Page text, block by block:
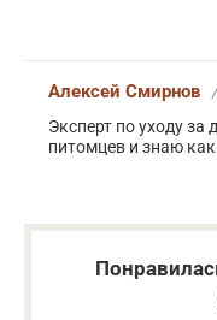
Алексей Смирнов
Эксперт по уходу
питомцев и знаю